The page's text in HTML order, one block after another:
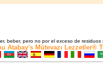
beber, pero no por el exceso de residuos
Atabay's Mütevazı Lezzetler®